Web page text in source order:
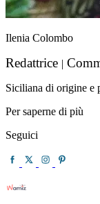
Ilenia Colombo
Redattrice |
Siciliana di origine e
Per saperne di più
Seguici